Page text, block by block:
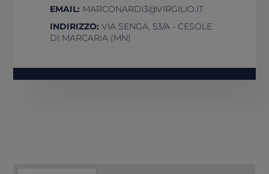
EMAIL: MARCONARDI3@VIRGILIO.IT
INDIRIZZO: VIA SENGA, 53/A - CESOLE
DI MARCARIA (MN)